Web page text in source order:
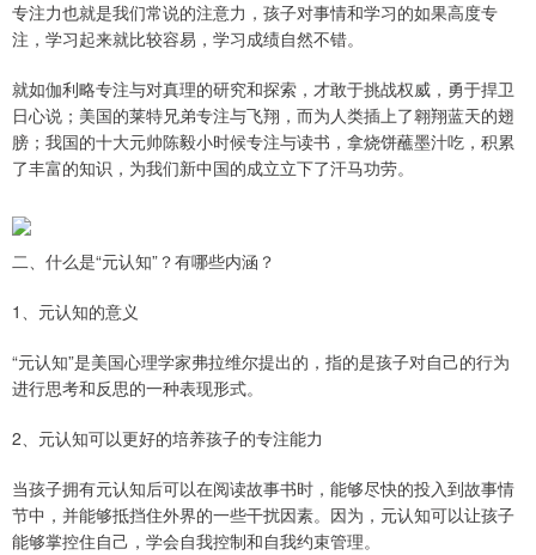
专注力也就是我们常说的注意力，孩子对事情和学习的如果高度专
注，学习起来就比较容易，学习成绩自然不错。
就如伽利略专注与对真理的研究和探索，才敢于挑战权威，勇于捍卫
日心说；美国的莱特兄弟专注与飞翔，而为人类插上了翱翔蓝天的翅
膀；我国的十大元帅陈毅小时候专注与读书，拿烧饼蘸墨汁吃，积累
了丰富的知识，为我们新中国的成立立下了汗马功劳。
二、什么是“元认知”？有哪些内涵？
1、元认知的意义
“元认知”是美国心理学家弗拉维尔提出的，指的是孩子对自己的行为
进行思考和反思的一种表现形式。
2、元认知可以更好的培养孩子的专注能力
当孩子拥有元认知后可以在阅读故事书时，能够尽快的投入到故事情
节中，并能够抵挡住外界的一些干扰因素。因为，元认知可以让孩子
能够掌控住自己，学会自我控制和自我约束管理。